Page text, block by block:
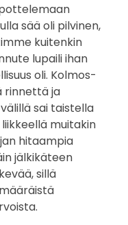
sää oli pilvinen,
kuitenkin
lupaili ihan
oli. Kolmos-
rinnettä ja
sai taistella
muitakin
hitaampia
jälkikäteen
sillä